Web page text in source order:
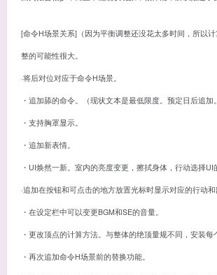
[命令H场景关系]（因为平衡调整还没花太多时间，所以
整的可能性很大。
·将后对位对应于命令H场景。
・追加舔的命令。（现状文本是最低限度。预定日后追加。
・支持胸罩显示。
・追加新表情。
・UI焕然一新。室内的亮度变更，擦拭身体，行动选择UI
·追加在按钮和可点击的地方放置光标时显示对应的行动和
・在设定栏中可以变更BGM和SE的音量。
・更改顶点的计算方法。与整体的绝顶量规不同，安装每
・再次追加命令H场景前的替换功能。